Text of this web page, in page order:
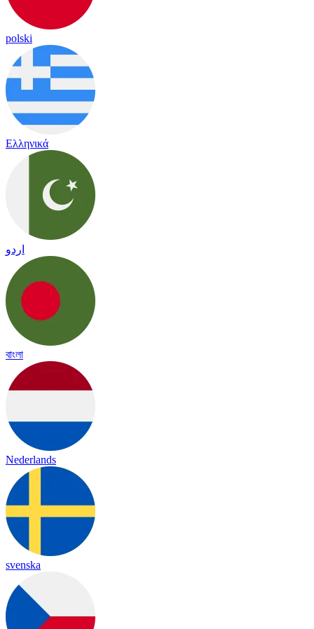
polski
Ελληνικά
اردو
বাংলা
Nederlands
svenska